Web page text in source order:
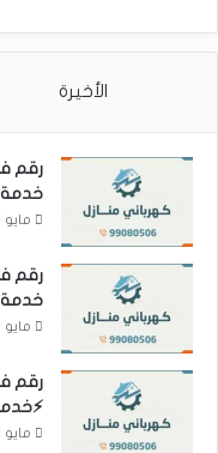
الأخيرة
خدمة 24 ساعة
مايو 30, 2025
خدمة 24 ساعة
مايو 30, 2025
⚡خدمة 24
مايو 29, 2025